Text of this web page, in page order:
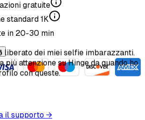
gratuite
standard 1K
in 20-30 min
il supporto →